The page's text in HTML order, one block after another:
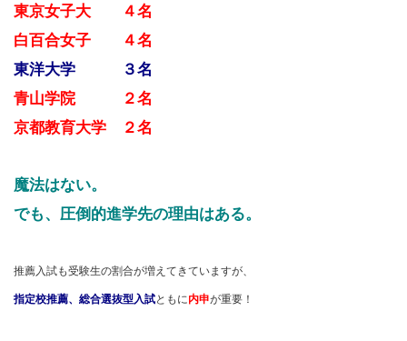
東京女子大 ４名
白百合女子 ４名
東洋大学 ３名
青山学院 ２名
京都教育大学 ２名
魔法はない。
でも、圧倒的進学先の理由はある。
推薦入試も受験生の割合が増えてきていますが、
指定校推薦、総合選抜型入試ともに内申が重要！